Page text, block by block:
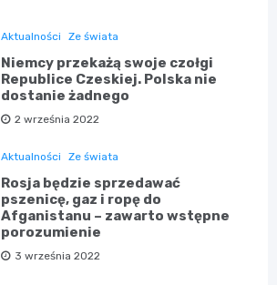
Aktualności Ze świata
Niemcy przekażą swoje czołgi
Republice Czeskiej. Polska nie
dostanie żadnego
2 września 2022
Aktualności Ze świata
Rosja będzie sprzedawać
pszenicę, gaz i ropę do
Afganistanu – zawarto wstępne
porozumienie
3 września 2022